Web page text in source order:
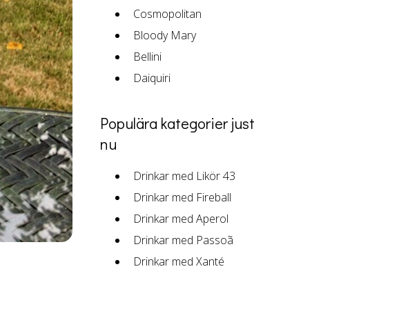
Cosmopolitan
Bloody Mary
Bellini
Daiquiri
Populära kategorier just
nu
Drinkar med Likör 43
Drinkar med Fireball
Drinkar med Aperol
Drinkar med Passoã
Drinkar med Xanté